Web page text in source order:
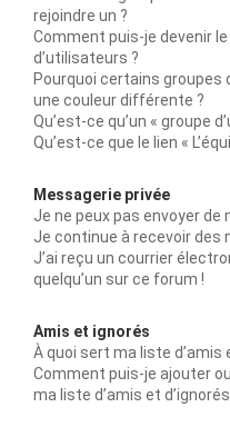
rejoindre un ?
Comment puis-je devenir
d’utilisateurs ?
Pourquoi certains groupes
une couleur différente ?
Qu’est-ce qu’un « groupe
Qu’est-ce que le lien «
Messagerie privée
Je ne peux pas envoyer de
Je continue à recevoir des
J’ai reçu un courrier
quelqu’un sur ce forum !
Amis et ignorés
À quoi sert ma liste d’amis
Comment puis-je ajouter
ma liste d’amis et